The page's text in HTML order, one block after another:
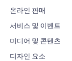
광고
모바일
사이트 통계
온라인 판매
쇼핑몰 관련 앱
배송
판매 버튼
서비스 및 이벤트
호텔
이벤트
미디어 및 콘텐츠
갤러리
디자인 요소